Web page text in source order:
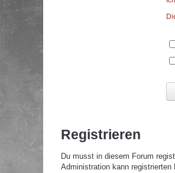
Registrieren
Du musst in diesem Forum
Administration kann